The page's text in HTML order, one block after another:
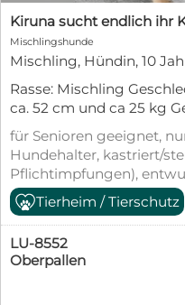
Kiruna sucht endlich ihr
Mischlingshunde
Mischling, Hündin, 10
Rasse: Mischling
ca. 52 cm und ca 25 kg
2016 Kastriert: Ja
Rumänien Ausreise nach
Gechipt, geimpft,
Heimtierausweis.
einem Park in
Sie wartet nun im
Zuhause.. Charakter:
menschenfreundliche
weshalb sie hier Ruhe,
für Senioren geeignet,
Hundehalter, kastriert/
Pflichtimpfungen),
Heimtierausweis, aus
Tierschutzgesetz §11
Tierheim / Tierschutz
LU-8552
Oberpallen